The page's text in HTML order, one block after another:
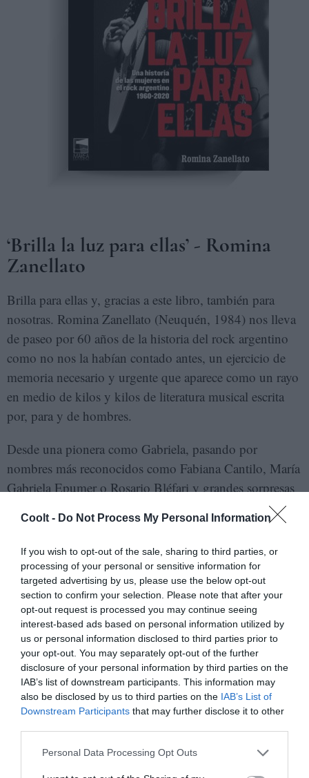
Coolt - Do Not Process My Personal Information
If you wish to opt-out of the sale, sharing to third parties, or
processing of your personal or sensitive information for
targeted advertising by us, please use the below opt-out
section to confirm your selection. Please note that after your
opt-out request is processed you may continue seeing
interest-based ads based on personal information utilized by
us or personal information disclosed to third parties prior to
your opt-out. You may separately opt-out of the further
disclosure of your personal information by third parties on the
IAB’s list of downstream participants. This information may
also be disclosed by us to third parties on the IAB’s List of
Downstream Participants that may further disclose it to other
Personal Data Processing Opt Outs
‘Brilla la luz para ellas’ - Romina
Zanellato
Brilla para ellas y, gracias a este libro, también para
nosotras. Romina Zanellato (Neuquén, 1984) nos lleva
de paseo por 60 años de la historia del rock argentino
como no nos la habían contado antes, un ejercicio de
memoria necesario y urgente que aparece como un rayo
en medio de kilos y kilos de literatura musical escrita
por, para y de hombres.
Desde una pionera como Gabriela, pasando por
nombres más reconocidos como Fabiana Cantilo, María
Gabriela Epumer o Rosario Bléfari y grandes sorpresas
como Mirtha Defilpo, hasta una nueva generación de
músicas como Marina Fages o Barbi Recanati. En su
ensayo publicado porMarea Editorial, Romina se
encarga de cuestionar aquel canon que pasó por encima
de todas aquellas mujeres y personas LGBTIQ+ que
ayudaron a construir todo este camino y no solo desde
las músicas, sino también que aquellas muchas veces
señaladas como novias o musas, fueron quienes
sostuvieron la vida, tanto la cotidiana como la artística,
de sus compañeros y conocidos de la “escena”:
diseñadoras, técnicas, fotógrafas y productoras. Como
se lee en los carteles que inundan las calles también
Romina.